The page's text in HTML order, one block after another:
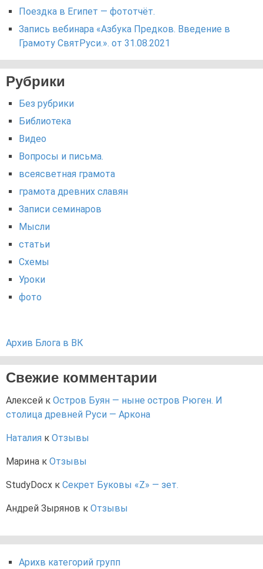
Поездка в Египет — фототчёт.
Запись вебинара «Азбука Предков. Введение в
Грамоту СвятРуси.». от 31.08.2021
Рубрики
Без рубрики
Библиотека
Видео
Вопросы и письма.
всеясветная грамота
грамота древних славян
Записи семинаров
Мысли
статьи
Схемы
Уроки
фото
Архив Блога в ВК
Свежие комментарии
Алексей к Остров Буян — ныне остров Рюген. И
столица древней Руси — Аркона
Наталия к Отзывы
Марина к Отзывы
StudyDocx к Секрет Буковы «Z» — зет.
Андрей Зырянов к Отзывы
Арихв категорий групп